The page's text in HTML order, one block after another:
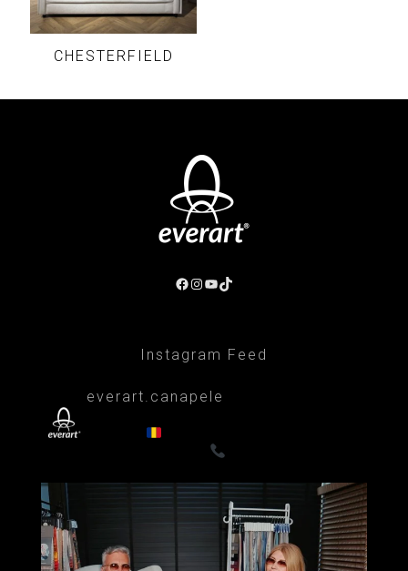
CHESTERFIELD
Facebook
Instagram
YouTube
TikTok
Instagram Feed
everart.canapele